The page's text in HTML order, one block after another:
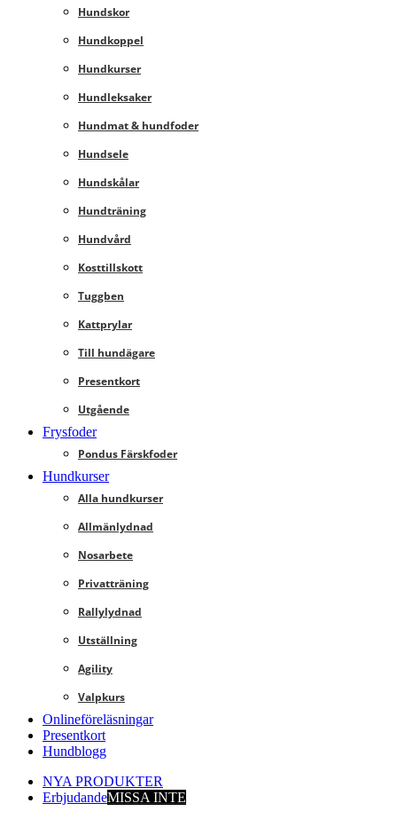
Hundskor
Hundkoppel
Hundkurser
Hundleksaker
Hundmat & hundfoder
Hundsele
Hundskålar
Hundträning
Hundvård
Kosttillskott
Tuggben
Kattprylar
Till hundägare
Presentkort
Utgående
Frysfoder
Pondus Färskfoder
Hundkurser
Alla hundkurser
Allmänlydnad
Nosarbete
Privatträning
Rallylydnad
Utställning
Agility
Valpkurs
Onlineföreläsningar
Presentkort
Hundblogg
NYA PRODUKTER
ErbjudandeMISSA INTE